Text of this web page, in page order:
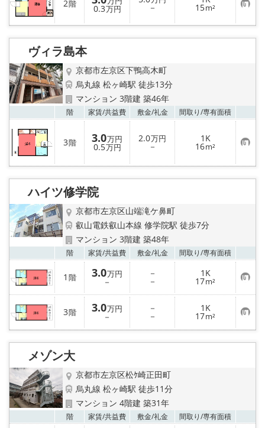
2階 0.3万円 － 15m² お
気
に
り
ヴィラ島本
京都市左京区下鴨高木町
烏丸線 松ヶ崎駅 徒歩13分
マンション 3階建 築46年
階 家賃/共益費 敷金/礼金 間取り/専有面積
3階 3.0万円
0.5万円
2.0万円
－
1K
16m² お
気
に
入
り
ハイツ修学院
京都市左京区山端滝ケ鼻町
叡山電鉄叡山本線 修学院駅 徒歩7分
マンション 3階建 築48年
階 家賃/共益費 敷金/礼金 間取り/専有面積
1 階 3.0万円
－
－
－
1K
17m² お
気
に
入
り
登
録
3階 3.0万円
－
－
－
1K
17m² お
気
に
入
メゾン大
京都市左京区松ｹ崎正田町
烏丸線 松ヶ崎駅 徒歩11分
マンション 4階建 築31年
階 家賃/共益費 敷金/礼金 間取り/専有面積